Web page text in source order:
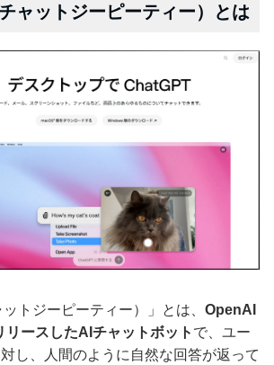
ャットジーピーティー）とは
ットジーピーティー）」とは、 OpenAI
リースしたAIチャットボット で、ユー
し、人間のように自然な回答が返って